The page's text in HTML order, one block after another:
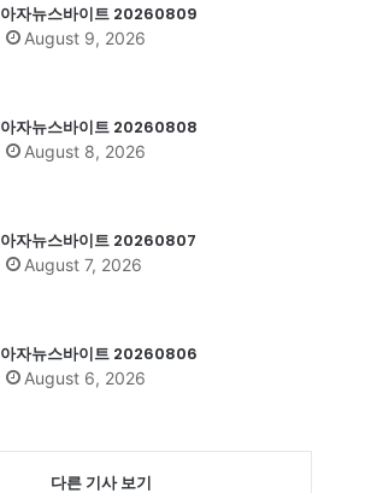
아자뉴스바이트 20260809
August 9, 2026
아자뉴스바이트 20260808
August 8, 2026
아자뉴스바이트 20260807
August 7, 2026
아자뉴스바이트 20260806
August 6, 2026
다른 기사 보기